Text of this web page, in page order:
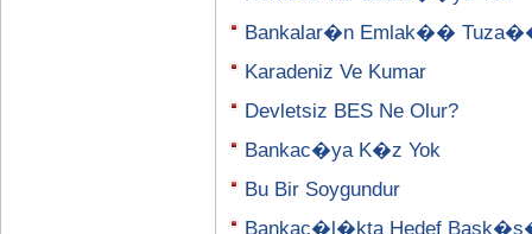
Bankalar�n Emlak��
Karadeniz Ve Kumar
Devletsiz BES Ne Olur?
Bankac�ya K�z Yok
Bu Bir Soygundur
Bankac�l�kta Hedef